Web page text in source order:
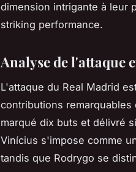
dimension intrigante à leur
striking performance.
Analyse de l'attaque
L'attaque du Real Madrid
contributions
marqué dix buts et délivré
Vinícius s'impose comme
tandis que Rodrygo se